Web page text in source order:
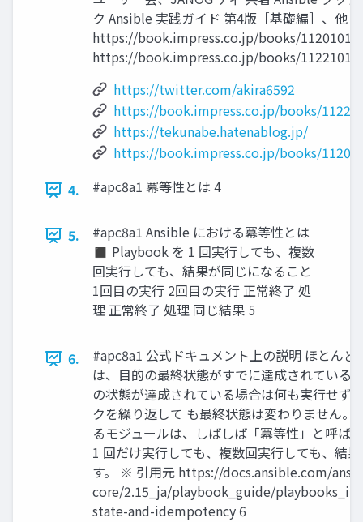
ク Ansible 実践ガイド 第4版［基礎編］、他
https://book.impress.co.jp/books/
https://book.impress.co.jp/books/
https://twitter.com/akira6592
https://book.impress.co.jp/books/
https://tekunabe.hatenablog.jp/
https://book.impress.co.jp/books/
4.
#apc8a1 冪等性とは 4
5.
#apc8a1 Ansible における冪等性とは
◼ Playbook を 1 回実行しても、複数
回実行しても、結果が同じになること
1回目の実行 2回目の実行 正常終了 処
理 正常終了 処理 同じ結果 5
6.
#apc8a1 公式ドキュメント上の説明 ほとんど
は、目的の最終状態がすでに達成されている
の状態が達成されている場合は何も実行せず
クを繰り返して も最終状態は変わりません。
るモジュールは、しばしば「冪等性」と呼ば
1 回だけ実行しても、複数回実行しても、結
す。 ※ 引用元 https://docs.ansible.com/
core/2.15_ja/playbook_guide/
state-and-idempotency 6